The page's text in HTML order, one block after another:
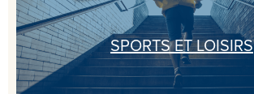
SPORTS ET LOISIRS